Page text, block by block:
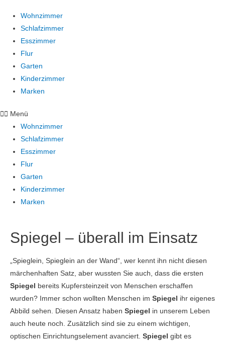
Wohnzimmer
Schlafzimmer
Esszimmer
Flur
Garten
Kinderzimmer
Marken
Menü
Wohnzimmer
Schlafzimmer
Esszimmer
Flur
Garten
Kinderzimmer
Marken
Spiegel – überall im Einsatz
„Spieglein, Spieglein an der Wand“, wer kennt ihn nicht diesen
märchenhaften Satz, aber wussten Sie auch, dass die ersten
Spiegel
bereits Kupfersteinzeit von Menschen erschaffen
wurden? Immer schon wollten Menschen im Spiegel ihr eigenes
Abbild sehen. Diesen Ansatz haben Spiegel in unserem Leben
auch heute noch. Zusätzlich sind sie zu einem wichtigen,
optischen Einrichtungselement avanciert. Spiegel gibt es